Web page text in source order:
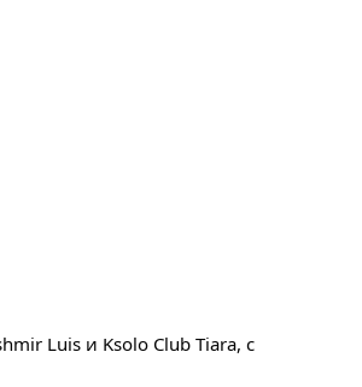
Luis и Ksolo Club Tiara, с